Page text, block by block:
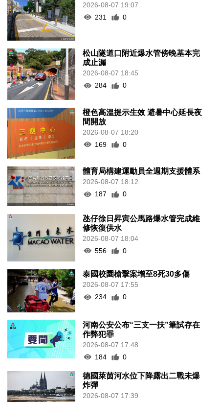
2026-08-07 19:07
231
0
松山隧道口附近爆水管傍晚基本完
成止漏
2026-08-07 18:45
284
0
橙色高溫提示生效 避暑中心延長夜
間開放
2026-08-07 18:20
169
0
體育局構建運動員全週期支援體系
2026-08-07 18:12
187
0
氹仔徐日昇寅公馬路爆水管完成維
修恢復供水
2026-08-07 18:04
556
0
泰國校園槍擊案增至8死30多傷
2026-08-07 17:55
234
0
河南公安公布“三支一扶”筆試存在
作弊犯罪
2026-08-07 17:48
184
0
德國萊茵河水位下降露出二戰未爆
炸彈
2026-08-07 17:39